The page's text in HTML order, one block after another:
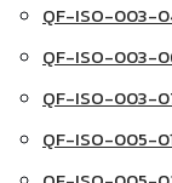
QF-ISO-003-
QF-ISO-003-
QF-ISO-003-
QF-ISO-005-